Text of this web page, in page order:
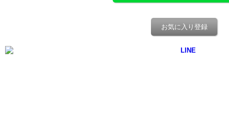
お気に入り登録